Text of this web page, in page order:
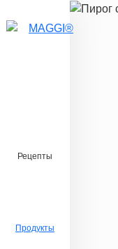
Перейти к основному
Рецепты
Продукты